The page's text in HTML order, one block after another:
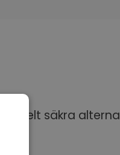
helt säkra